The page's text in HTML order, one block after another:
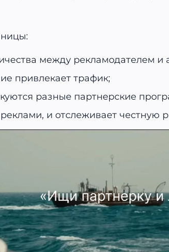
между рекламодателем
привлекает трафик;
разные партнерские
и отслеживает честную